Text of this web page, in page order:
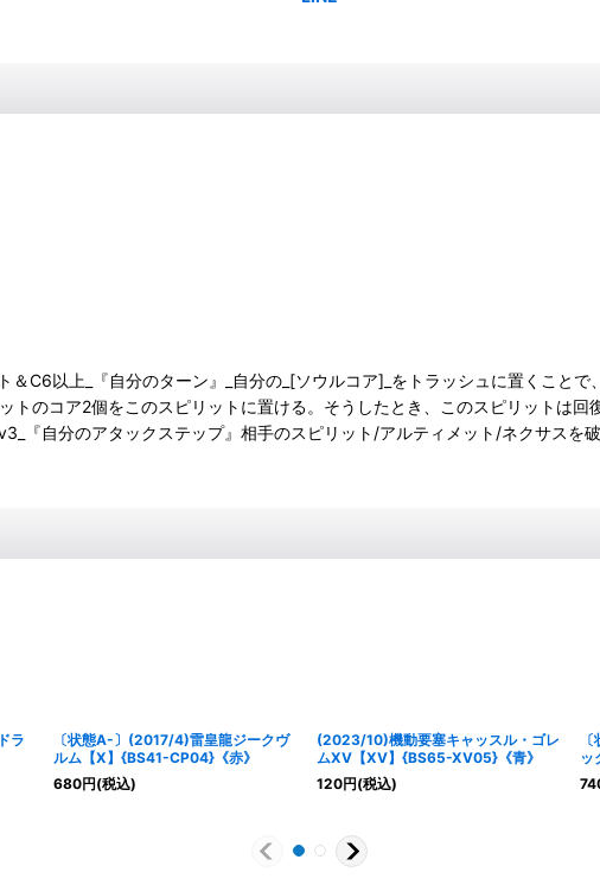
C6以上_『自分のターン』_自分の_[ソウルコア]_をトラッシュに置くこと
トのコア2個をこのスピリットに置ける。そうしたとき、このスピリットは
『自分のアタックステップ』相手のスピリット/アルティメット/ネクサスを
ラ
〔状態A-〕(2017/4)雷皇龍ジークヴ
ルム【X】{BS41-CP04}《赤》
680円(税込)
(2023/10)機動要塞キャッスル・ゴレ
ムXV【XV】{BS65-XV05}《青》
120円(税込)
ッ